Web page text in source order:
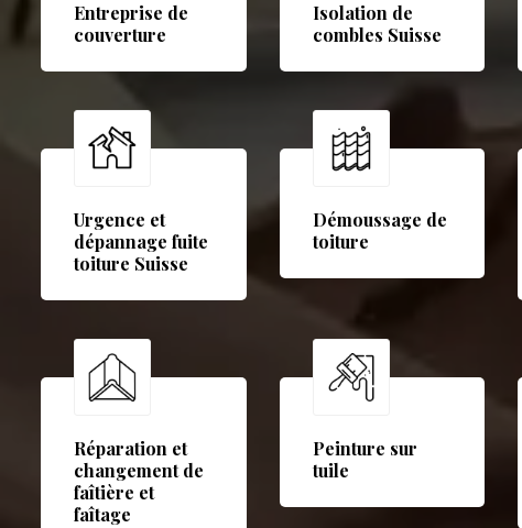
Entreprise de
couverture
Isolation de
combles Suisse
Urgence et
dépannage fuite
toiture Suisse
Démoussage de
toiture
Réparation et
changement de
faîtière et
faîtage
Peinture sur
tuile